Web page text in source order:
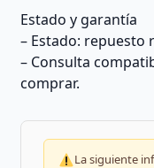
Estado y garantía
– Estado: repuesto
– Consulta
comprar.
La siguiente